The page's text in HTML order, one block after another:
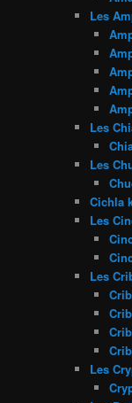
Les
Les
Les
Cichla
Les
Les
Les